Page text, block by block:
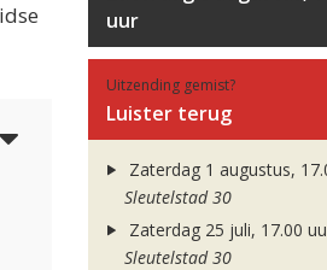
uur
Uitzending gemist?
Luister terug
Zaterdag 1 augustus,
Sleutelstad 30
Zaterdag 25 juli, 17.00
Sleutelstad 30